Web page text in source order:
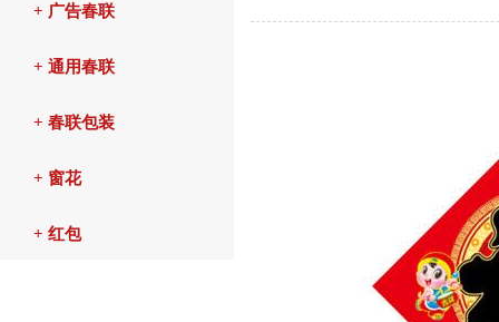
+ 广告春联
+ 通用春联
+ 春联包装
+ 窗花
+ 红包